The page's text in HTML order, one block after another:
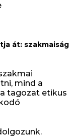
át: szakmaiság
mind a
tagozat etikus